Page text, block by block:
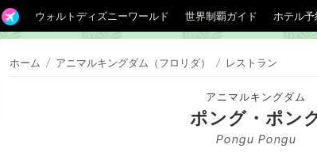
ウォルトディズニーワールド 世界制覇ガイド ホテル予
ホーム / アニマルキングダム（フロリダ） / レストラン
アニマルキングダム
ポング・ポン
Pongu Pongu